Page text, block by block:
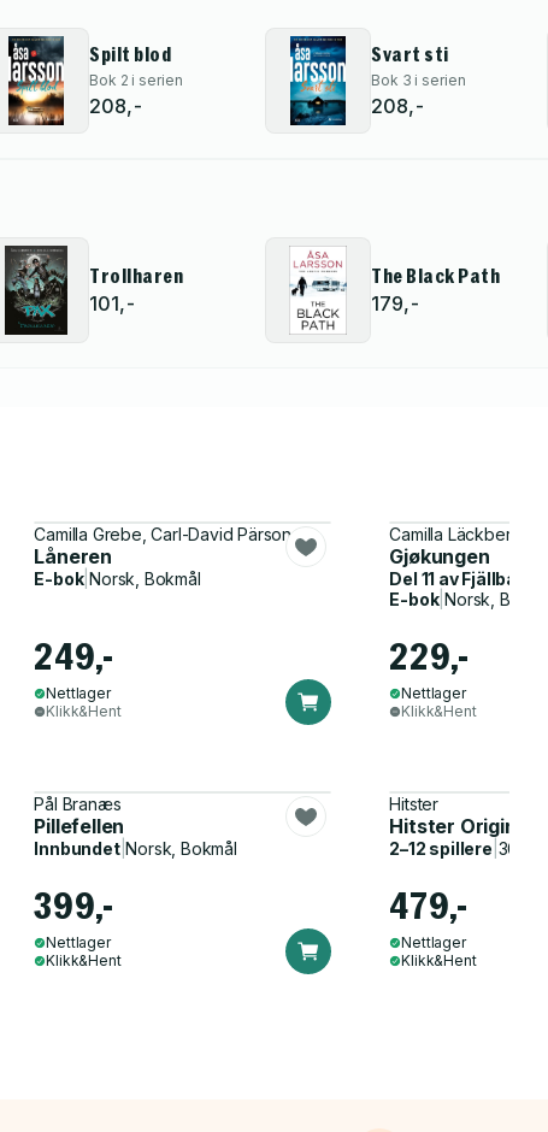
Spilt blod
Bok 2 i serien
208,-
Svart sti
Bok 3 i serien
208,-
Trollharen
101,-
The Black Path
179,-
Camilla Grebe, Carl-David Pärson
Låneren
E-bok|Norsk, Bokmål
249,-
Nettlager
Klikk&Hent
Camilla Läckberg
Gjøkungen
Del 11 av
E-bok|Norsk,
229,-
Nettlager
Klikk&Hent
Pål Branæs
Pillefellen
Innbundet|Norsk, Bokmål
399,-
Nettlager
Klikk&Hent
Hitster
Hitster Original
2–12 spillere
479,-
Nettlager
Klikk&Hent